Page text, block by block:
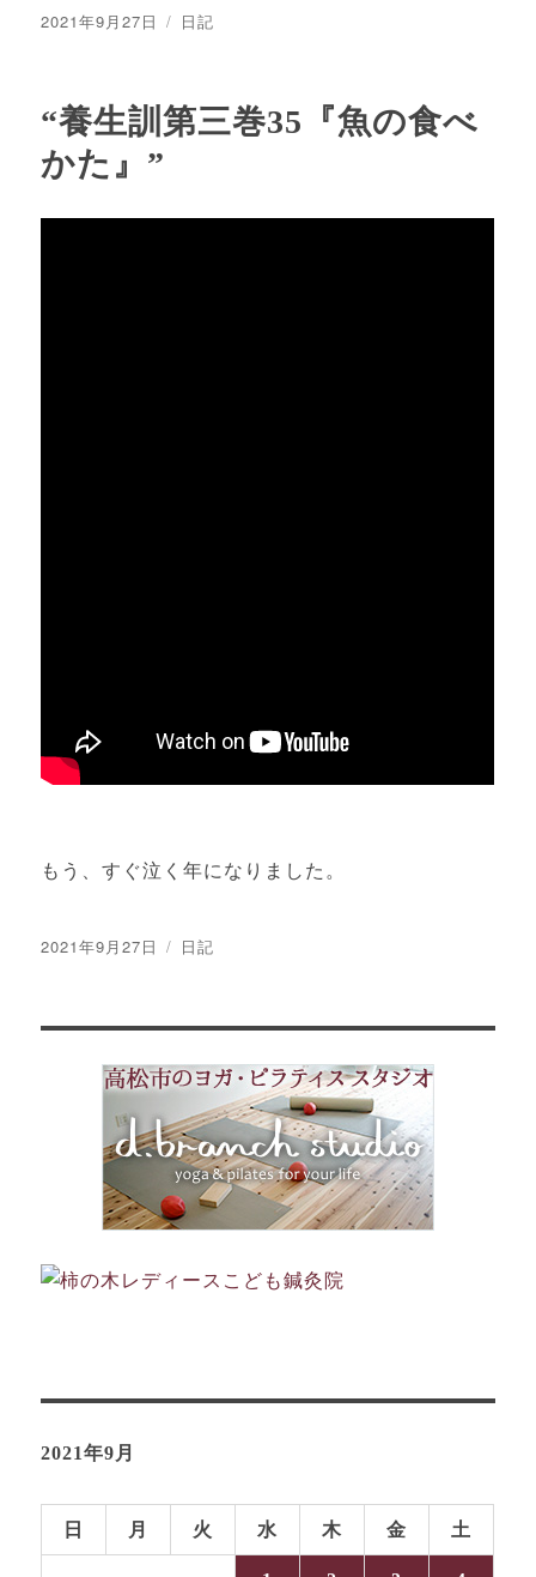
投
2021年9月27日
カ
ー
日記
“養生訓第三巻35『魚の食べ
かた』”
もう、すぐ泣く年になりました。
投
2021年9月27日
カ
リ
日記
2021年9月
日 月 火 水 木 金 土